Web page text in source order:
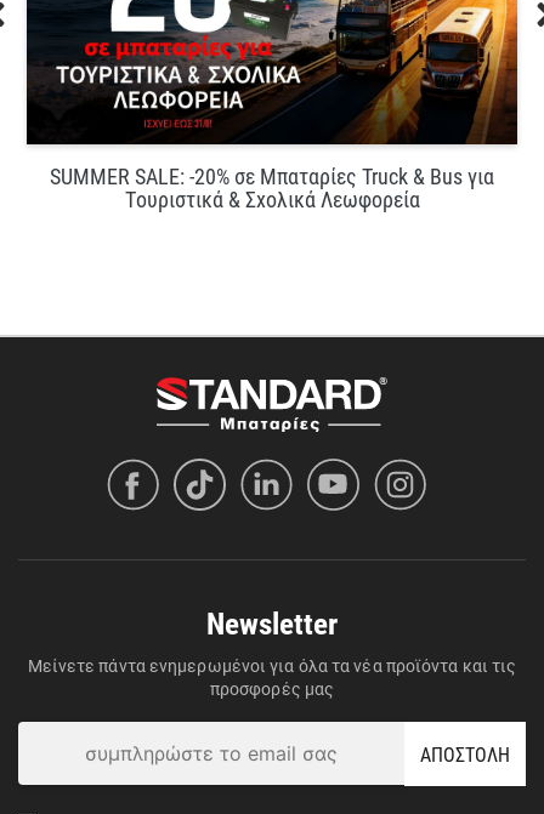
SUMMER SALE: -20% σε Μπαταρίες Truck & Bus για
Τουριστικά & Σχολικά Λεωφορεία
Newsletter
Μείνετε πάντα ενημερωμένοι για όλα τα νέα προϊόντα και τις
προσφορές μας
ΑΠΟΣΤΟΛΗ